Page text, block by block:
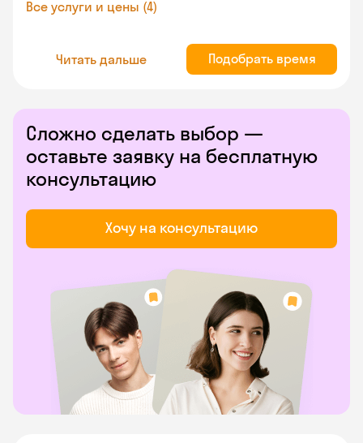
Все услуги и цены (4)
Читать дальше Подобрать время
Сложно сделать выбор —
оставьте заявку на бесплатную
консультацию
Хочу на консультацию